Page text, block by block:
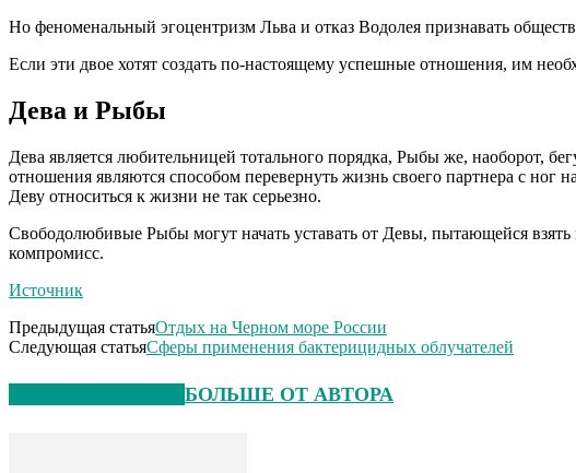
Но феноменальный эгоцентризм Льва и отказ Водолея признавать
Если эти двое хотят создать по-настоящему успешные отношения, им
Дева и Рыбы
Дева является любительницей тотального порядка, Рыбы же, наоборот,
отношения являются способом перевернуть жизнь своего партнера с ног
Деву относиться к жизни не так серьезно.
Свободолюбивые Рыбы могут начать уставать от Девы, пытающейся
компромисс.
Источник
Предыдущая статьяОтдых на Черном море России
Следующая статьяСферы применения бактерицидных облучателей
БОЛЬШЕ ОТ АВТОРА